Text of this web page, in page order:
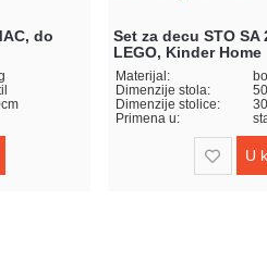
do
Set za decu STO SA
LEGO, Kinder Home
Materijal:
Dimenzije stola:
Dimenzije stolice:
Primena u:
U